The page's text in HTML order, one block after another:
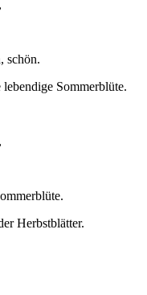
schön.
Sommerblüte.
Herbstblätter.